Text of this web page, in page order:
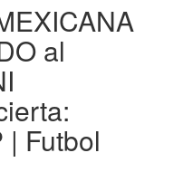
al
| Futbol